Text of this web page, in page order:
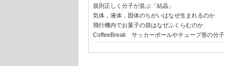
規則正しく分子が並ぶ「結晶」
気体，液体，固体のちがいはなぜ生まれるのか
飛行機内でお菓子の袋はなぜふくらむのか
CoffeeBreak サッカーボールやチューブ形の分子